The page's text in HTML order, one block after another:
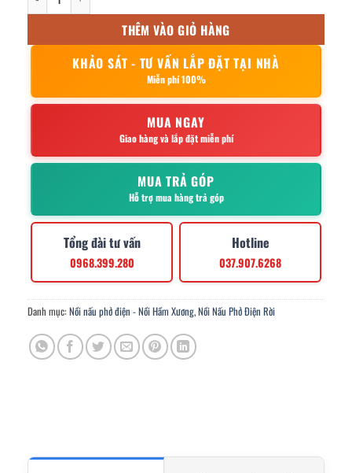
THÊM VÀO GIỎ HÀNG
KHẢO SÁT - TƯ VẤN LẮP ĐẶT TẠI NHÀ
Miễn phí 100%
MUA NGAY
Giao hàng và lắp đặt miễn phí
MUA TRẢ GÓP
Hỗ trợ mua hàng trả góp
Tổng đài tư vấn
0968.399.280
Hotline
037.907.6268
Danh mục: Nồi nấu phở điện - Nồi Hầm Xương,Nồi Nấu Phở Điện Rời